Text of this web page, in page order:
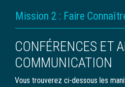
FIL
D'ARIANE
Mission 2 : Faire
CONFÉRENCES ET
COMMUNICATION
Vous trouverez ci-dessous les